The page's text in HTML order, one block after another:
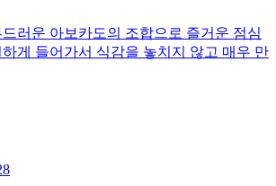
러운 아보카도의 조합으로 즐거운 점심
게 들어가서 식감을 놓치지 않고 매우 만